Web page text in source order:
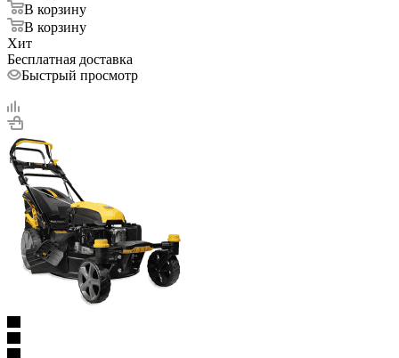
В корзину
В корзину
Хит
Бесплатная доставка
Быстрый просмотр